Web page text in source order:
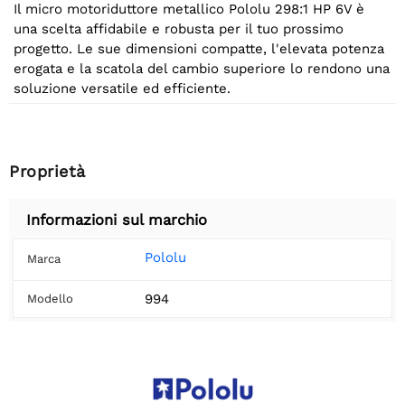
Il micro motoriduttore metallico Pololu 298:1 HP 6V è
una scelta affidabile e robusta per il tuo prossimo
progetto. Le sue dimensioni compatte, l'elevata potenza
erogata e la scatola del cambio superiore lo rendono una
soluzione versatile ed efficiente.
Proprietà
Informazioni sul marchio
Marca Pololu
Modello 994